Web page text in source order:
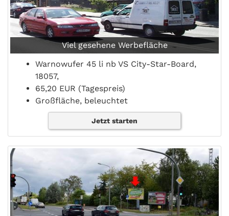
Viel gesehene Werbefläche
Warnowufer 45 li nb VS City-Star-Board,
18057,
65,20 EUR (Tagespreis)
Großfläche, beleuchtet
Jetzt starten